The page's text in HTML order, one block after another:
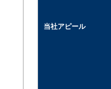
当社アピール